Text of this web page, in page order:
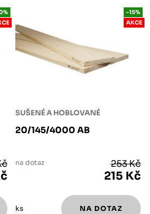
SUŠENÉ A HOBLOVANÉ
20/145/4000 AB
-15%
AKCE
na dotaz 253 Kč
215 Kč
ks